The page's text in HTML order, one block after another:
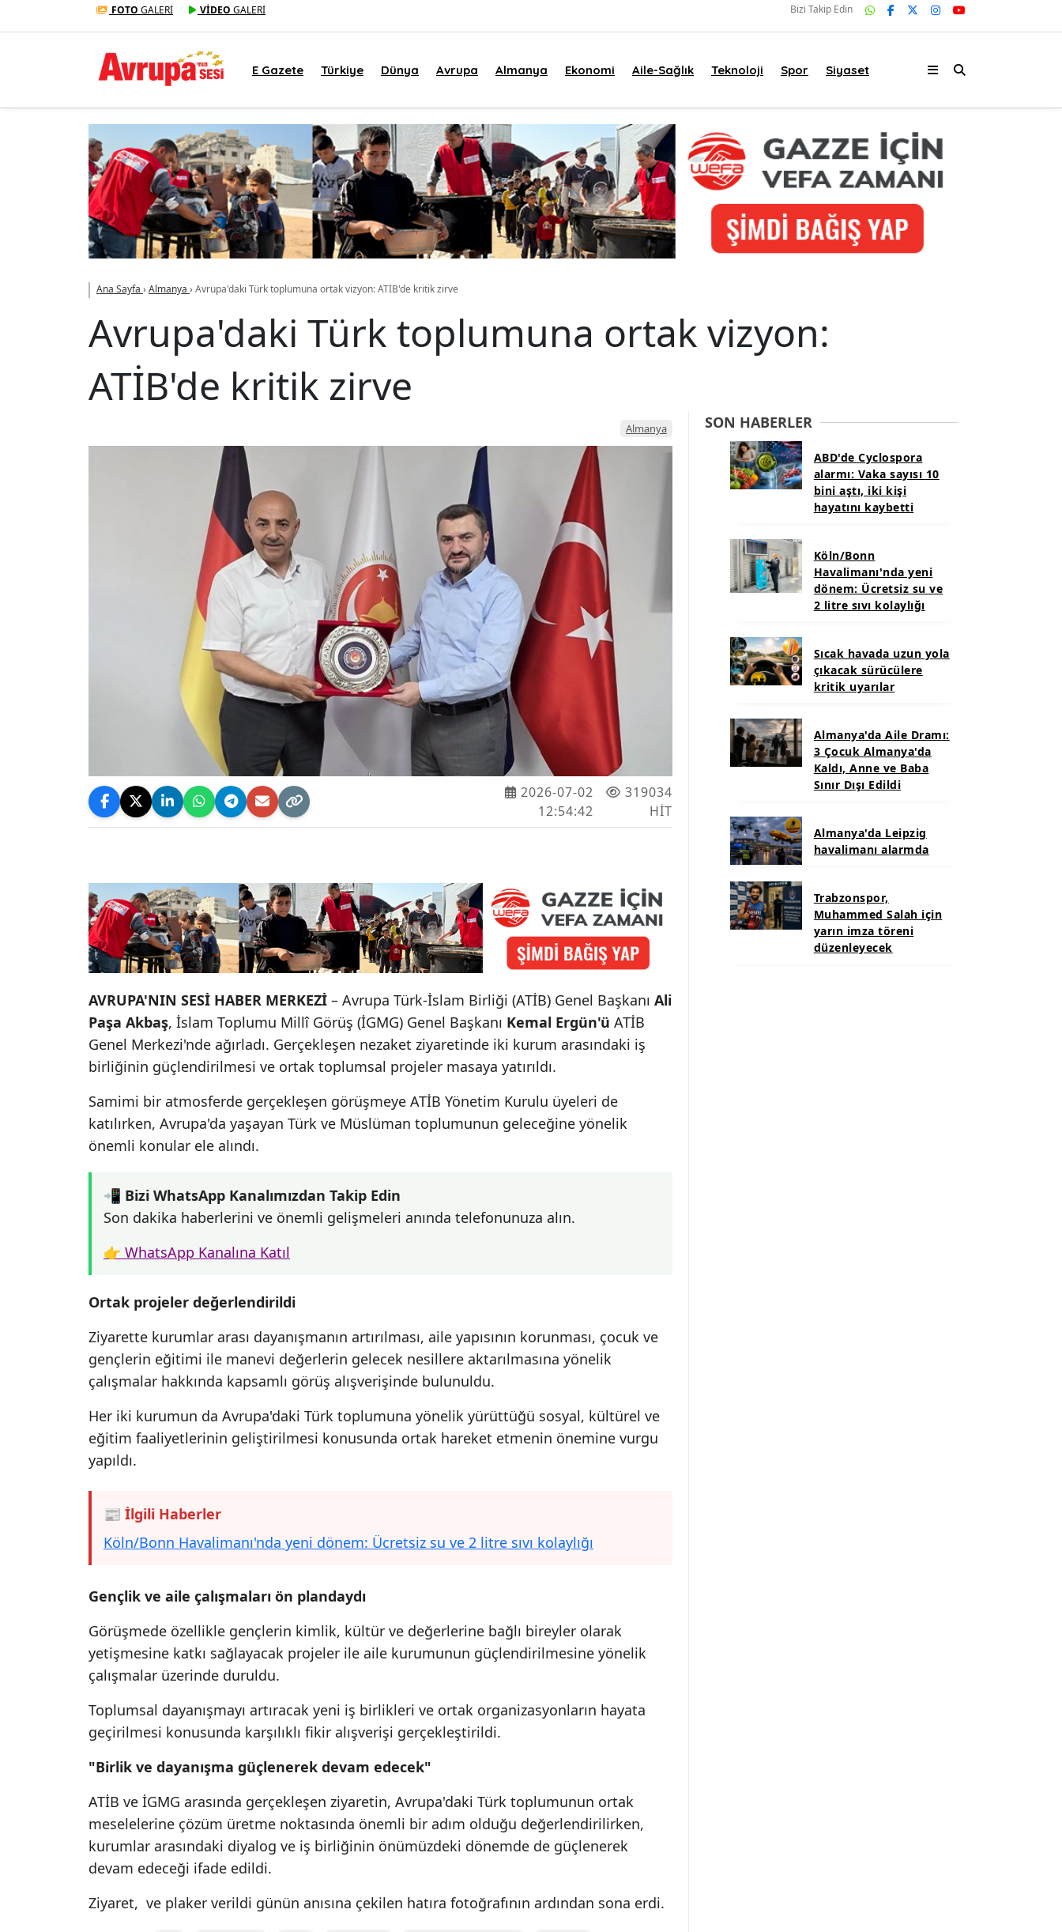
FOTO GALERİ VİDEO GALERİ Bizi Takip Edin
E Gazete Türkiye Dünya Avrupa Almanya Ekonomi Aile-Sağlık Teknoloji Spor Siyaset
Ana Sayfa › Almanya › Avrupa'daki Türk toplumuna ortak vizyon: ATİB'de kritik zirve
Avrupa'daki Türk toplumuna ortak vizyon:
ATİB'de kritik zirve
Almanya
2026-07-02
12:54:42
319034
HIT
AVRUPA'NIN SESİ HABER MERKEZİ – Avrupa Türk-İslam Birliği (ATİB) Genel Başkanı Ali
Paşa Akbaş, İslam Toplumu Millî Görüş (İGMG) Genel Başkanı Kemal Ergün'ü ATİB
Genel Merkezi'nde ağırladı. Gerçekleşen nezaket ziyaretinde iki kurum arasındaki iş
birliğinin güçlendirilmesi ve ortak toplumsal projeler masaya yatırıldı.
Samimi bir atmosferde gerçekleşen görüşmeye ATİB Yönetim Kurulu üyeleri de
katılırken, Avrupa'da yaşayan Türk ve Müslüman toplumunun geleceğine yönelik
önemli konular ele alındı.
📲 Bizi WhatsApp Kanalımızdan Takip Edin
Son dakika haberlerini ve önemli gelişmeleri anında telefonunuza alın.
👉 WhatsApp Kanalına Katıl
Ortak projeler değerlendirildi
Ziyarette kurumlar arası dayanışmanın artırılması, aile yapısının korunması, çocuk ve
gençlerin eğitimi ile manevi değerlerin gelecek nesillere aktarılmasına yönelik
çalışmalar hakkında kapsamlı görüş alışverişinde bulunuldu.
Her iki kurumun da Avrupa'daki Türk toplumuna yönelik yürüttüğü sosyal, kültürel ve
eğitim faaliyetlerinin geliştirilmesi konusunda ortak hareket etmenin önemine vurgu
yapıldı.
📰 İlgili Haberler
Köln/Bonn Havalimanı'nda yeni dönem: Ücretsiz su ve 2 litre sıvı kolaylığı
Gençlik ve aile çalışmaları ön plandaydı
Görüşmede özellikle gençlerin kimlik, kültür ve değerlerine bağlı bireyler olarak
yetişmesine katkı sağlayacak projeler ile aile kurumunun güçlendirilmesine yönelik
çalışmalar üzerinde duruldu.
Toplumsal dayanışmayı artıracak yeni iş birlikleri ve ortak organizasyonların hayata
geçirilmesi konusunda karşılıklı fikir alışverişi gerçekleştirildi.
"Birlik ve dayanışma güçlenerek devam edecek"
ATİB ve İGMG arasında gerçekleşen ziyaretin, Avrupa'daki Türk toplumunun ortak
meselelerine çözüm üretme noktasında önemli bir adım olduğu değerlendirilirken,
kurumlar arasındaki diyalog ve iş birliğinin önümüzdeki dönemde de güçlenerek
devam edeceği ifade edildi.
Ziyaret, ve plaker verildi günün anısına çekilen hatıra fotoğrafının ardından sona erdi.
SON HABERLER
ABD'de Cyclospora
alarmı: Vaka sayısı 10
bini aştı, iki kişi
hayatını kaybetti
Köln/Bonn
Havalimanı'nda yeni
dönem: Ücretsiz su ve
2 litre sıvı kolaylığı
Sıcak havada uzun yola
çıkacak sürücülere
kritik uyarılar
Almanya'da Aile Dramı:
3 Çocuk Almanya'da
Kaldı, Anne ve Baba
Sınır Dışı Edildi
Almanya'da Leipzig
havalimanı alarmda
Trabzonspor,
Muhammed Salah için
yarın imza töreni
düzenleyecek